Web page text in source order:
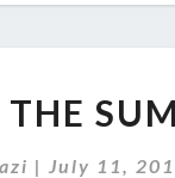
THE
|July 11,